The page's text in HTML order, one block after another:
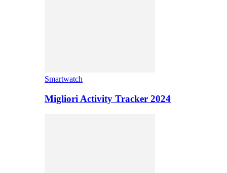
Smartwatch
Migliori Activity Tracker 2024